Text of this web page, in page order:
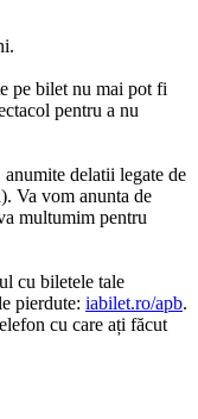
pe bilet nu mai pot fi
pentru a nu
delatii legate de
Va vom anunta de
multumim pentru
cu biletele tale
pierdute: iabilet.ro/apb.
cu care ați făcut